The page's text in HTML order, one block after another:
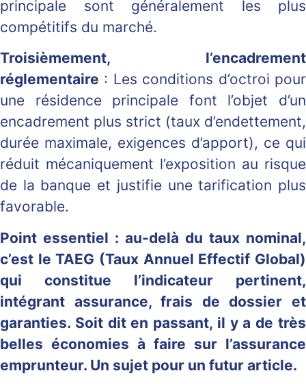
principale sont généralement les plus
compétitifs du marché.
Troisièmement, l’encadrement
réglementaire : Les conditions d’octroi pour
une résidence principale font l’objet d’un
encadrement plus strict (taux d’endettement,
durée maximale, exigences d’apport), ce qui
réduit mécaniquement l’exposition au risque
de la banque et justifie une tarification plus
favorable.
Point essentiel : au-delà du taux nominal,
c’est le TAEG (Taux Annuel Effectif Global)
qui constitue l’indicateur pertinent,
intégrant assurance, frais de dossier et
garanties. Soit dit en passant, il y a de très
belles économies à faire sur l’assurance
emprunteur. Un sujet pour un futur article.